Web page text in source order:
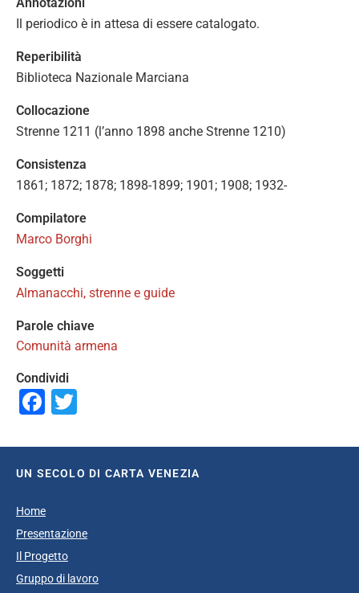
Il periodico è in attesa di essere catalogato.
Reperibilità
Biblioteca Nazionale Marciana
Collocazione
Strenne 1211 (l’anno 1898 anche Strenne 1210)
Consistenza
1861; 1872; 1878; 1898-1899; 1901; 1908; 1932-
Compilatore
Marco Borghi
Soggetti
Almanacchi, strenne e guide
Parole chiave
Comunità armena
Condividi
Facebook
UN SECOLO DI CARTA VENEZIA
Home
Presentazione
Il Progetto
Gruppo di lavoro